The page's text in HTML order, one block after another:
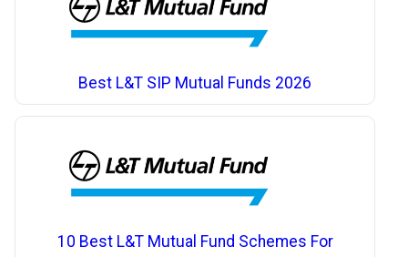
Best L&T SIP Mutual Funds 2026
10 Best L&T Mutual Fund Schemes For